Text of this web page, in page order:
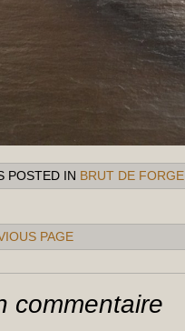
POSTED IN BRUT DE FORGE
PAGE
commentaire